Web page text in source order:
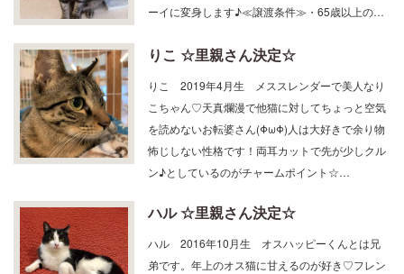
ーイに変身します♪≪譲渡条件≫・65歳以上の…
りこ ☆里親さん決定☆
りこ 2019年4月生 メススレンダーで美人なり
こちゃん♡天真爛漫で他猫に対してちょっと空気
を読めないお転婆さん(ΦωΦ)人は大好きで余り物
怖じしない性格です！両耳カットで先が少しクル
ン♪としているのがチャームポイント☆…
ハル ☆里親さん決定☆
ハル 2016年10月生 オスハッピーくんとは兄
弟です。年上のオス猫に甘えるのが好き♡フレン